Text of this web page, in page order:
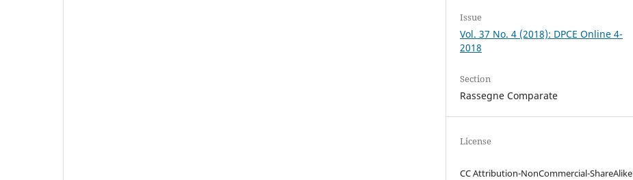
Issue
Vol. 37 No. 4 (2018): DPCE Online 4-
2018
Section
Rassegne Comparate
License
CC Attribution-NonCommercial-ShareAlike